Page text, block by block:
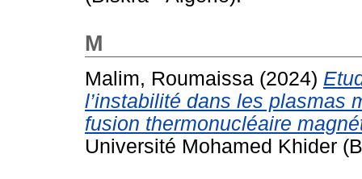
M
Malim, Roumaissa (2024)
l’instabilité dans les plasmas
fusion thermonucléaire
Université Mohamed Khider